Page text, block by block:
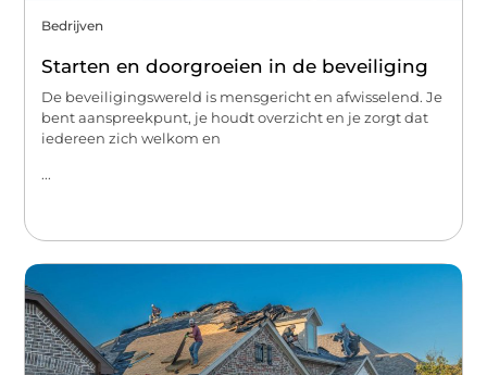
Bedrijven
Starten en doorgroeien in de beveiliging
De beveiligingswereld is mensgericht en afwisselend. Je
bent aanspreekpunt, je houdt overzicht en je zorgt dat
iedereen zich welkom en
...